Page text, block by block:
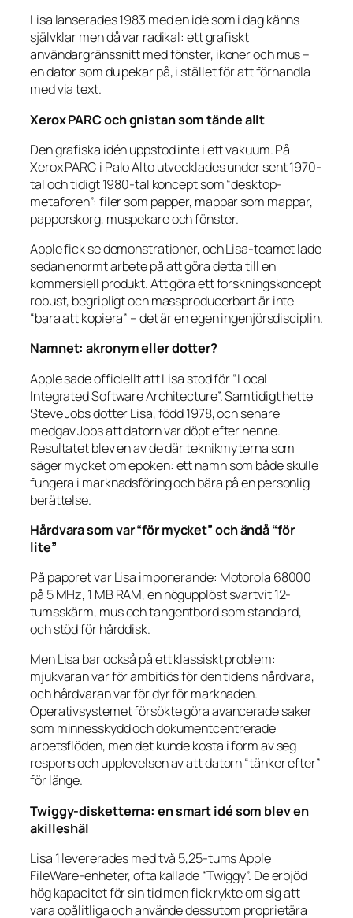
Lisa lanserades 1983 med en idé som i dag känns
självklar men då var radikal: ett grafiskt
användargränssnitt med fönster, ikoner och mus –
en dator som du pekar på, i stället för att förhandla
med via text.
Xerox PARC och gnistan som tände allt
Den grafiska idén uppstod inte i ett vakuum. På
Xerox PARC i Palo Alto utvecklades under sent 1970-
tal och tidigt 1980-tal koncept som “desktop-
metaforen”: filer som papper, mappar som mappar,
papperskorg, muspekare och fönster.
Apple fick se demonstrationer, och Lisa-teamet lade
sedan enormt arbete på att göra detta till en
kommersiell produkt. Att göra ett forskningskoncept
robust, begripligt och massproducerbart är inte
“bara att kopiera” – det är en egen ingenjörsdisciplin.
Namnet: akronym eller dotter?
Apple sade officiellt att Lisa stod för “Local
Integrated Software Architecture”. Samtidigt hette
Steve Jobs dotter Lisa, född 1978, och senare
medgav Jobs att datorn var döpt efter henne.
Resultatet blev en av de där teknikmyterna som
säger mycket om epoken: ett namn som både skulle
fungera i marknadsföring och bära på en personlig
berättelse.
Hårdvara som var “för mycket” och ändå “för
lite”
På pappret var Lisa imponerande: Motorola 68000
på 5 MHz, 1 MB RAM, en högupplöst svartvit 12-
tumsskärm, mus och tangentbord som standard,
och stöd för hårddisk.
Men Lisa bar också på ett klassiskt problem:
mjukvaran var för ambitiös för den tidens hårdvara,
och hårdvaran var för dyr för marknaden.
Operativsystemet försökte göra avancerade saker
som minnesskydd och dokumentcentrerade
arbetsflöden, men det kunde kosta i form av seg
respons och upplevelsen av att datorn “tänker efter”
för länge.
Twiggy-disketterna: en smart idé som blev en
akilleshäl
Lisa 1 levererades med två 5,25-tums Apple
FileWare-enheter, ofta kallade “Twiggy”. De erbjöd
hög kapacitet för sin tid men fick rykte om sig att
vara opålitliga och använde dessutom proprietära